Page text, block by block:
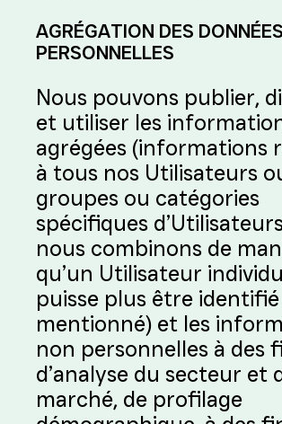
AGRÉGATION DES
PERSONNELLES
Nous pouvons publier,
et utiliser les
agrégées (informations
à tous nos Utilisateurs
groupes ou catégories
spécifiques
nous combinons de
qu’un Utilisateur
puisse plus être
mentionné) et les
non personnelles à des
d’analyse du secteur et
marché, de profilage